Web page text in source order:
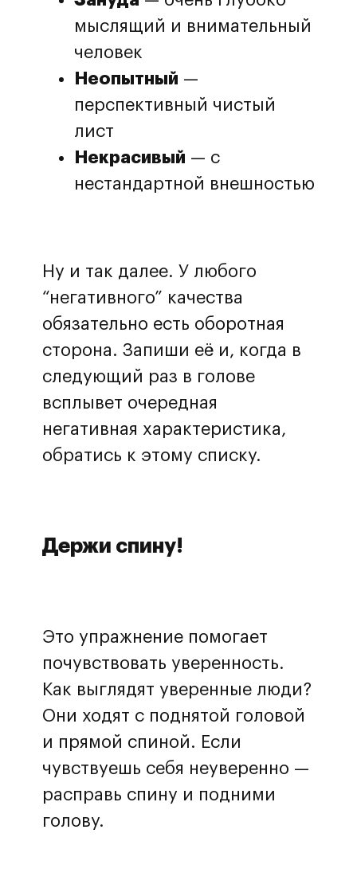
мыслящий и внимательный
человек
Неопытный —
перспективный чистый
лист
Некрасивый — с
нестандартной внешностью
Ну и так далее. У любого
“негативного” качества
обязательно есть оборотная
сторона. Запиши её и, когда в
следующий раз в голове
всплывет очередная
негативная характеристика,
обратись к этому списку.
Держи спину!
Это упражнение помогает
почувствовать уверенность.
Как выглядят уверенные люди?
Они ходят с поднятой головой
и прямой спиной. Если
чувствуешь себя неуверенно —
расправь спину и подними
голову.